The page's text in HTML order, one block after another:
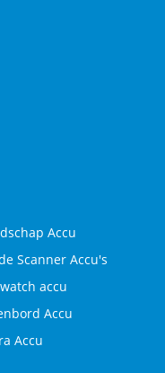
Accu
Scanner Accu's
accu
Accu
Accu